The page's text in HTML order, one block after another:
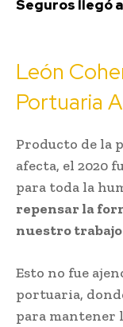
Seguros llegó
León
Portuaria
Producto de la
afecta, el 2020
para toda la
repensar la
nuestro
Esto no fue
portuaria,
para mantener